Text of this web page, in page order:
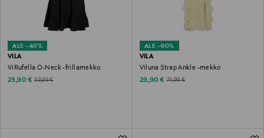
ALE –40%
VILA
ViRufella O-Neck -frillamekko
Discounted Price
23,90 € Original Price
39,99 €
ALE –60%
VILA
Viluna Strap Ankle -mekko
Discounted Price
29,90 € Original Price
74,99 €